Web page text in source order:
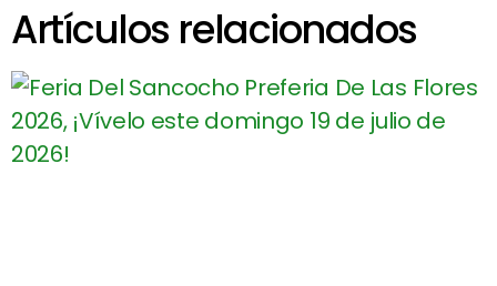
Artículos relacionados